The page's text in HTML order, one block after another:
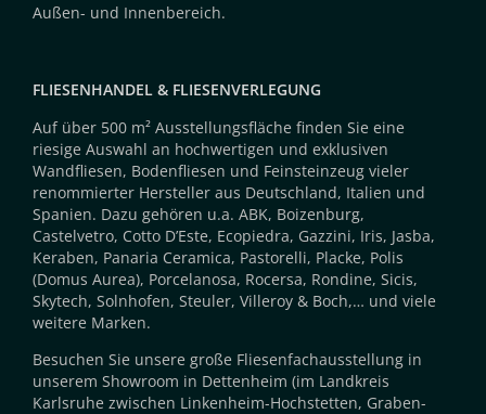
Außen- und Innenbereich.
FLIESENHANDEL & FLIESENVERLEGUNG
Auf über 500 m² Ausstellungsfläche finden Sie eine
riesige Auswahl an hochwertigen und exklusiven
Wandfliesen, Bodenfliesen und Feinsteinzeug vieler
renommierter Hersteller aus Deutschland, Italien und
Spanien. Dazu gehören u.a. ABK, Boizenburg,
Castelvetro, Cotto D’Este, Ecopiedra, Gazzini, Iris, Jasba,
Keraben, Panaria Ceramica, Pastorelli, Placke, Polis
(Domus Aurea), Porcelanosa, Rocersa, Rondine, Sicis,
Skytech, Solnhofen, Steuler, Villeroy & Boch,… und viele
weitere Marken.
Besuchen Sie unsere große Fliesenfachausstellung in
unserem Showroom in Dettenheim (im Landkreis
Karlsruhe zwischen Linkenheim-Hochstetten, Graben-